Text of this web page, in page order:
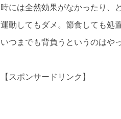
時には全然効果がなかったり、
運動してもダメ。節食しても処
いつまでも背負うというのはや
【スポンサードリンク】